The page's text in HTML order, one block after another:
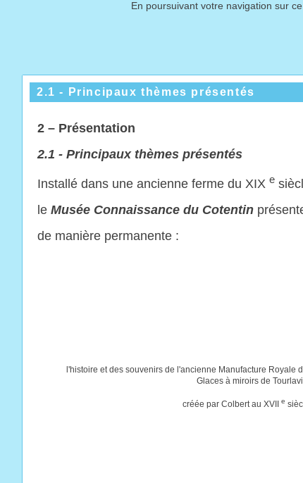
En poursuivant votre navigation sur
2.1 - Principaux thèmes présentés
2 – Présentation
2.1 - Principaux thèmes présentés
Installé dans une ancienne ferme du XIX e
le Musée Connaissance du Cotentin
de manière permanente :
l'histoire et des souvenirs de l'ancienne Manufacture Royale
Glaces à miroirs de
créée par Colbert au XVII e